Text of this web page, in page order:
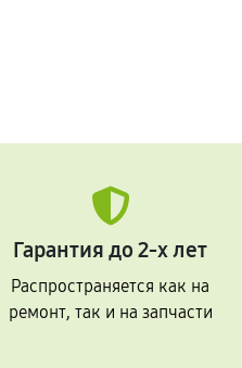
Гарантия до 2-х лет
Распространяется как на
ремонт, так и на запчасти